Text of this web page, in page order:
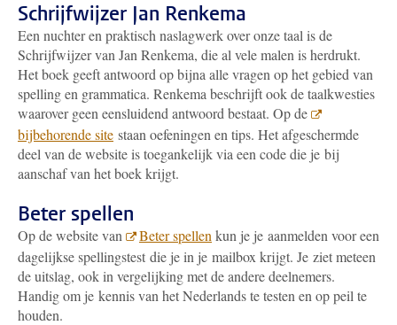
Schrijfwijzer Jan Renkema
Een nuchter en praktisch naslagwerk over onze taal is de
Schrijfwijzer van Jan Renkema, die al vele malen is herdrukt.
Het boek geeft antwoord op bijna alle vragen op het gebied van
spelling en grammatica. Renkema beschrijft ook de taalkwesties
waarover geen eensluidend antwoord bestaat. Op de
bijbehorende site staan oefeningen en tips. Het afgeschermde
deel van de website is toegankelijk via een code die je bij
aanschaf van het boek krijgt.
Beter spellen
Op de website van Beter spellen kun je je aanmelden voor een
dagelijkse spellingstest die je in je mailbox krijgt. Je ziet meteen
de uitslag, ook in vergelijking met de andere deelnemers.
Handig om je kennis van het Nederlands te testen en op peil te
houden.